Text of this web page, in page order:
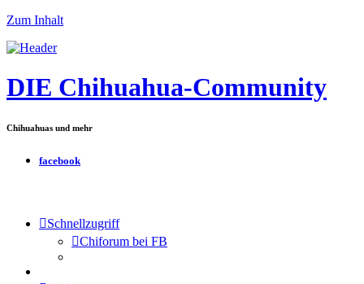
Zum Inhalt
DIE Chihuahua-Community
Chihuahuas und mehr
facebook
Schnellzugriff
Chiforum bei FB